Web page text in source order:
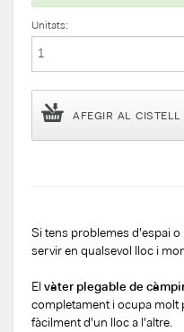
Unitats:
AFEGIR AL CISTELL
Si tens problemes d'espai
servir en qualsevol lloc i
El vàter plegable de
completament i ocupa
fàcilment d'un lloc a l'altre.